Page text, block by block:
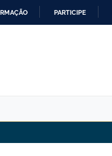
PARTICIPE